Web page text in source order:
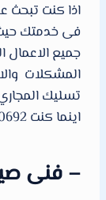
اذا كنت
فى خدمتك حيث
جميع
المشكلات
تسليك
اينما كنت 66610692
– فنى